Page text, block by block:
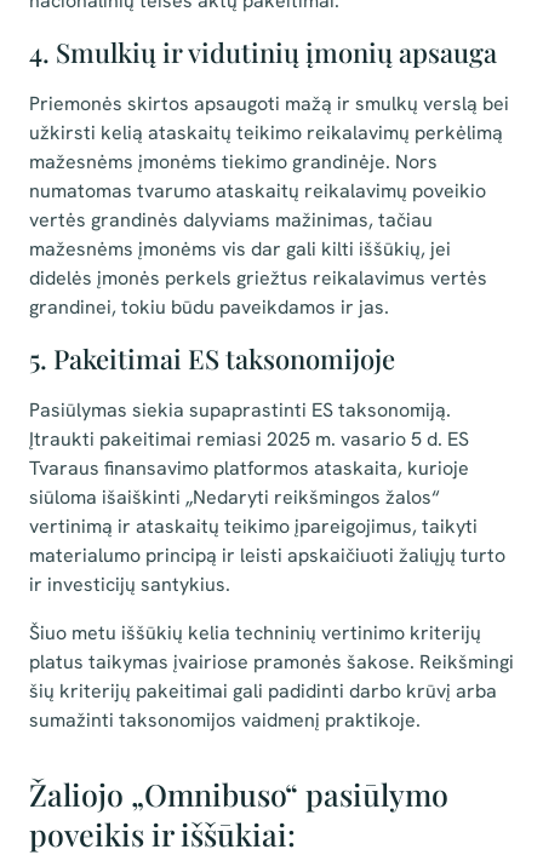
4. Smulkių ir vidutinių įmonių apsauga
Priemonės skirtos apsaugoti mažą ir smulkų verslą bei
užkirsti kelią ataskaitų teikimo reikalavimų perkėlimą
mažesnėms įmonėms tiekimo grandinėje. Nors
numatomas tvarumo ataskaitų reikalavimų poveikio
vertės grandinės dalyviams mažinimas, tačiau
mažesnėms įmonėms vis dar gali kilti iššūkių, jei
didelės įmonės perkels griežtus reikalavimus vertės
grandinei, tokiu būdu paveikdamos ir jas.
5. Pakeitimai ES taksonomijoje
Pasiūlymas siekia supaprastinti ES taksonomiją.
Įtraukti pakeitimai remiasi 2025 m. vasario 5 d. ES
Tvaraus finansavimo platformos ataskaita, kurioje
siūloma išaiškinti „Nedaryti reikšmingos žalos“
vertinimą ir ataskaitų teikimo įpareigojimus, taikyti
materialumo principą ir leisti apskaičiuoti žaliųjų turto
ir investicijų santykius.
Šiuo metu iššūkių kelia techninių vertinimo kriterijų
platus taikymas įvairiose pramonės šakose. Reikšmingi
šių kriterijų pakeitimai gali padidinti darbo krūvį arba
sumažinti taksonomijos vaidmenį praktikoje.
Žaliojo „Omnibuso“ pasiūlymo
poveikis ir iššūkiai: